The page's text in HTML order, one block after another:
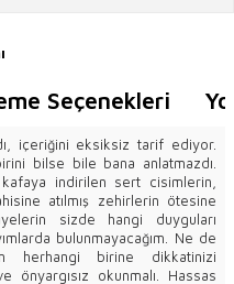
Seçenekleri
içeriğini eksiksiz tarif ediyor.
bilse bile bana anlatmazdı.
indirilen sert cisimlerin,
atılmış zehirlerin ötesine
sizde hangi duyguları
bulunmayacağım. Ne de
herhangi birine dikkatinizi
önyargısız okunmalı. Hassas